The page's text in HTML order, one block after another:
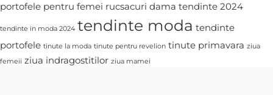
portofele pentru femei rucsacuri dama tendinte 2024
tendinte in moda 2024 tendinte moda tendinte
portofele tinute la moda tinute pentru revelion tinute primavara ziua
femeii ziua indragostitilor ziua mamei